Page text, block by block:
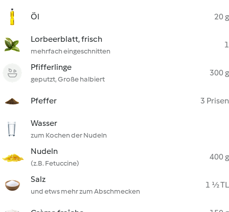
Öl 20 g
Lorbeerblatt, frisch
mehrfach eingeschnitten
1
Pfifferlinge
geputzt, Große halbiert
300 g
Pfeffer 3 Prisen
Wasser
zum Kochen der Nudeln
Nudeln
(z.B. Fetuccine)
400 g
Salz
und etws mehr zum Abschmecken
1 ½ TL